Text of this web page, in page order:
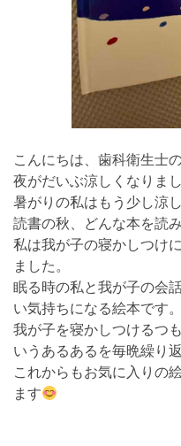
こんにちは、歯科衛生士
夜がだいぶ涼しくなりまし
暑がりの私はもう少し涼
読書の秋、どんな本を読
私は我が子の寝かしつけ
ました。
眠る時の私と我が子の会
い気持ちになる絵本です。
我が子を寝かしつけるつ
いうあるあるを毎晩繰り返
これからもお気に入りの
ます